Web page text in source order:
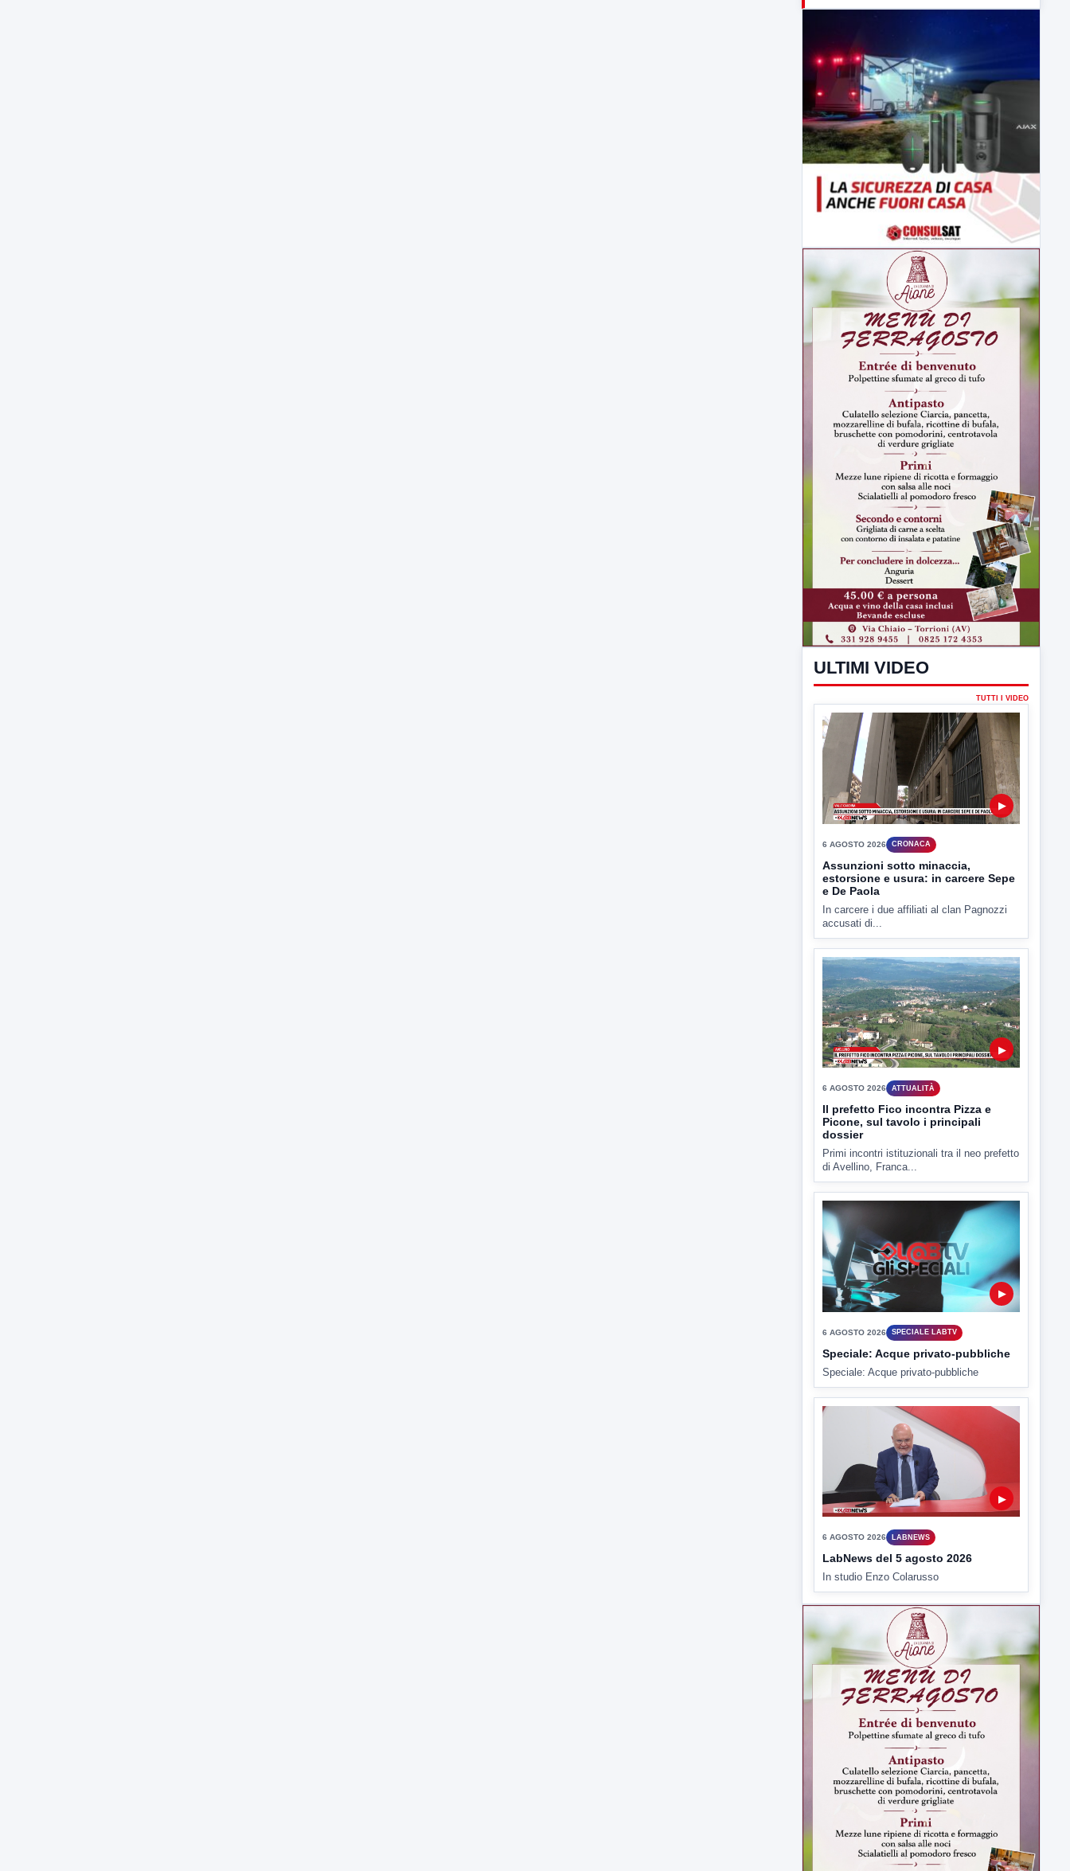
ULTIMI VIDEO
TUTTI I VIDEO
▶
6 AGOSTO 2026 CRONACA
Assunzioni sotto minaccia,
estorsione e usura: in carcere Sepe
e De Paola
In carcere i due affiliati al clan Pagnozzi
accusati di...
▶
6 AGOSTO 2026 ATTUALITÀ
Il prefetto Fico incontra Pizza e
Picone, sul tavolo i principali
dossier
Primi incontri istituzionali tra il neo prefetto
di Avellino, Franca...
▶
6 AGOSTO 2026 SPECIALE LABTV
Speciale: Acque privato-pubbliche
Speciale: Acque privato-pubbliche
▶
LABNEWS
LabNews del 5 agosto 2026
In studio Enzo Colarusso